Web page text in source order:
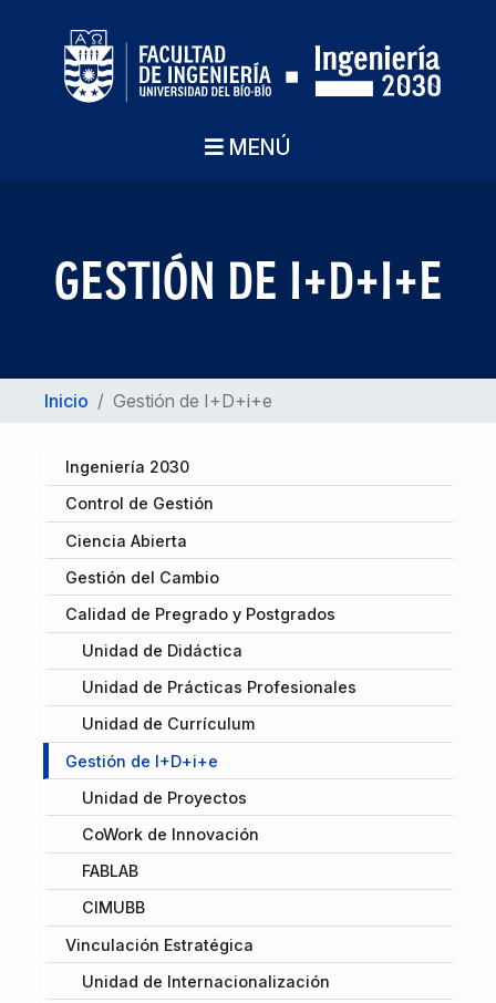
MENÚ
GESTIÓN DE I+D+I+E
Inicio / Gestión de I+D+i+e
Ingeniería 2030
Control de Gestión
Ciencia Abierta
Gestión del Cambio
Calidad de Pregrado y Postgrados
Unidad de Didáctica
Unidad de Prácticas Profesionales
Unidad de Currículum
Gestión de I+D+i+e
Unidad de Proyectos
CoWork de Innovación
FABLAB
CIMUBB
Vinculación Estratégica
Unidad de Internacionalización